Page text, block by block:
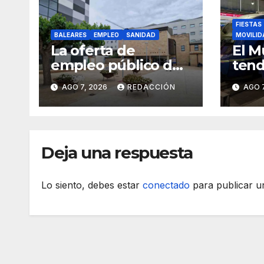
BALEARES EMPLEO SANIDAD
La oferta de
empleo público de
Sanidad será de 705
plazas en 2026
AGO 7, 2026 REDACCIÓN
FIESTAS
El
AGO
Deja una respuesta
Lo siento, debes estar conectado para publicar